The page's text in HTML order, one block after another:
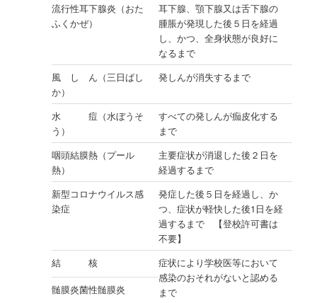
流行性耳下腺炎（おた
ふくかぜ）
耳下腺、顎下腺又は舌下腺の
腫脹が発現した後５日を経過
し、かつ、全身状態が良好に
なるまで
風 し ん（三日ばし
か）
発しんが消失するまで
水 痘（水ぼうそ
う）
すべての発しんが痂皮化する
まで
咽頭結膜熱（プール
熱）
主要症状が消退した後２日を
経過するまで
新型コロナウイルス感
染症
発症した後５日を経過し、か
つ、症状が軽快した後1日を経
過するまで 【登校許可書は
不要】
結 核
症状により学校医等において
感染のおそれがないと認める
まで
髄膜炎菌性髄膜炎